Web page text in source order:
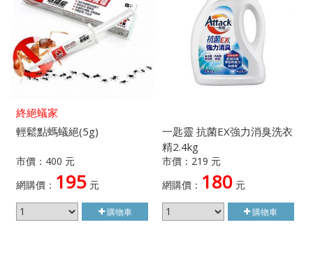
終絕蟻家
輕鬆點螞蟻絕(5g)
市價：400 元
網購價： 195 元
購物車
一匙靈 抗菌EX強力消臭洗衣
精2.4kg
市價：219 元
網購價： 180元
購物車